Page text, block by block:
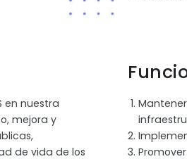
en nuestra
mejora y
de vida de los